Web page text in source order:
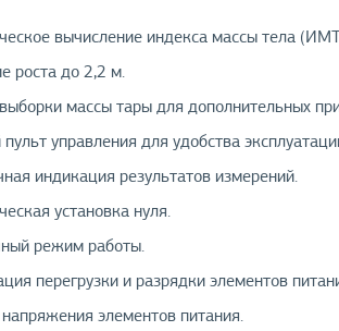
вычисление индекса массы тела
роста до 2,2 м.
массы тары для дополнительных
управления для удобства
индикация результатов измерений.
установка нуля.
режим работы.
перегрузки и разрядки элементов
элементов питания.